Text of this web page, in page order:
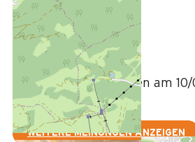
Plus de 50 ans
Femme
3
/ 5
Bewertung geschrieben am
WEITERE MEINUNGEN ANZEIGEN